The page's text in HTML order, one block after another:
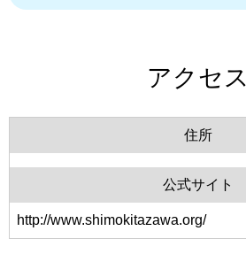
アクセス
住所
公式サイト
http://www.shimokitazawa.org/